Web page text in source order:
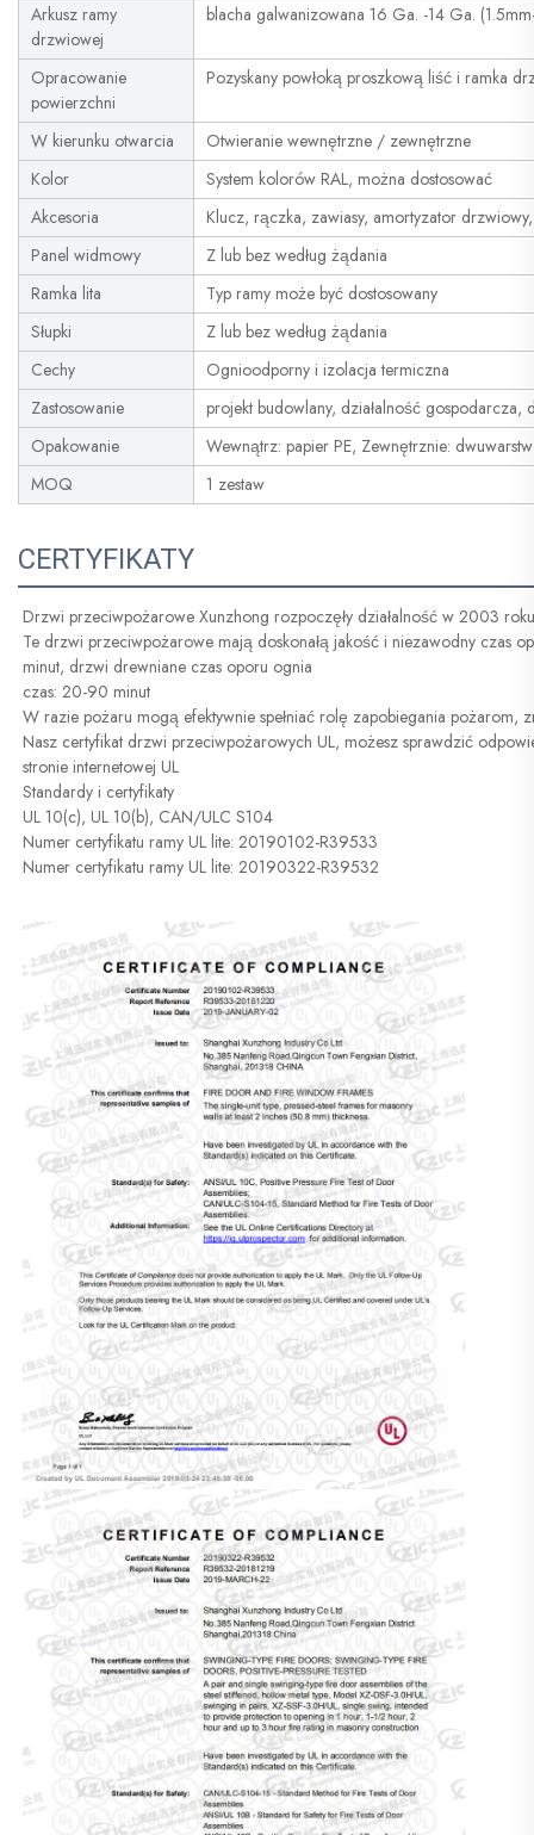
Arkusz ramy
drzwiowej
blacha galwanizowana 16 Ga. -14 Ga.
Opracowanie
powierzchni
Pozyskany powłoką proszkową liść i ramka
W kierunku otwarcia
Otwieranie wewnętrzne / zewnętrzne
Kolor
System kolorów RAL, można dostosować
Akcesoria
Klucz, rączka, zawiasy, amortyzator
Panel widmowy
Z lub bez według żądania
Ramka lita
Typ ramy może być dostosowany
Słupki
Z lub bez według żądania
Cechy
Ognioodporny i izolacja termiczna
Zastosowanie
projekt budowlany, działalność
Opakowanie
Wewnątrz: papier PE, Zewnętrznie:
MOQ
1 zestaw
CERTYFIKATY
Drzwi przeciwpożarowe Xunzhong rozpoczęły działalność w 2003
Te drzwi przeciwpożarowe mają doskonałą jakość i niezawodny czas
minut, drzwi drewniane czas oporu ognia
czas: 20-90 minut
W razie pożaru mogą efektywnie spełniać rolę zapobiegania pożarom,
Nasz certyfikat drzwi przeciwpożarowych UL, możesz sprawdzić
stronie internetowej UL
Standardy i certyfikaty
UL 10(c), UL 10(b), CAN/ULC S104
Numer certyfikatu ramy UL lite: 20190102-R39533
Numer certyfikatu ramy UL lite: 20190322-R39532